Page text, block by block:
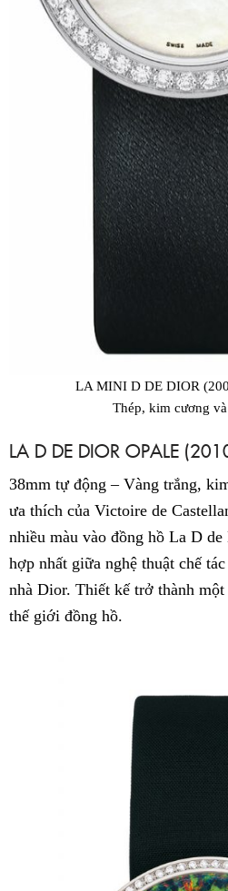
LA MINI D DE DIOR
Thép, kim cương
LA D DE DIOR OPALE
38mm tự động – Vàng trắng,
ưa thích của Victoire de
nhiều màu vào đồng hồ La D
hợp nhất giữa nghệ thuật chế
nhà Dior. Thiết kế trở thành
thế giới đồng hồ.